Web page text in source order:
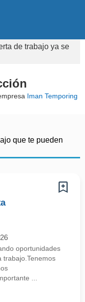
de trabajo ya se
Iman Temporing
que te pueden
oportunidades
trabajo.Tenemos
...